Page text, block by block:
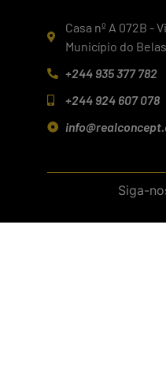
Casa nº A 072B -
Município do
+244 935 377 782
+244 924 607 078
Siga-